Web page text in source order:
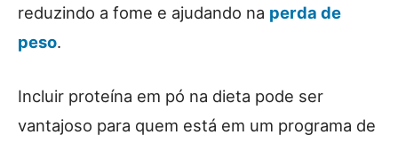
reduzindo a fome e ajudando na perda de
peso.
Incluir proteína em pó na dieta pode ser
vantajoso para quem está em um programa de